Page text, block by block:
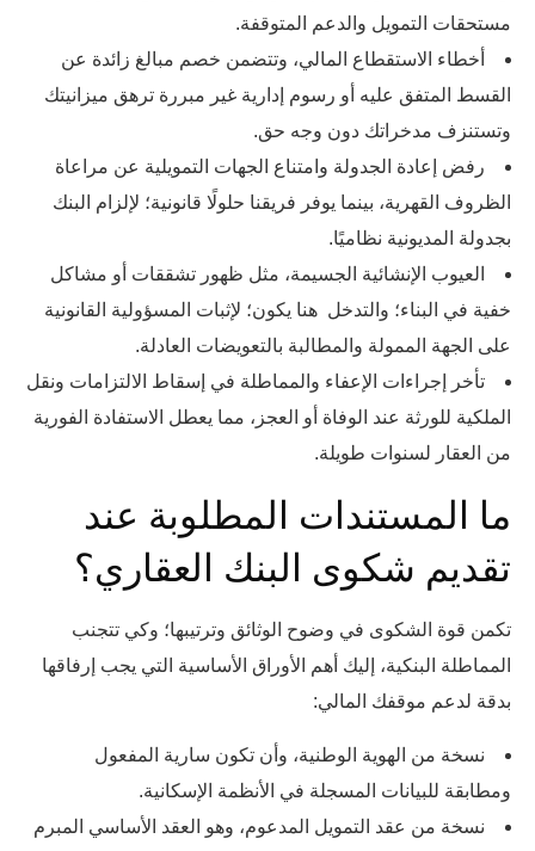
مستحقات التمويل والدعم المتوقفة.
أخطاء الاستقطاع المالي، وتتضمن خصم مبالغ زائدة عن
القسط المتفق عليه أو رسوم إدارية غير مبررة ترهق ميزانيتك
وتستنزف مدخراتك دون وجه حق.
رفض إعادة الجدولة وامتناع الجهات التمويلية عن مراعاة
الظروف القهرية، بينما يوفر فريقنا حلولًا قانونية؛ لإلزام البنك
بجدولة المديونية نظاميًا.
العيوب الإنشائية الجسيمة، مثل ظهور تشققات أو مشاكل
خفية في البناء؛ والتدخل هنا يكون؛ لإثبات المسؤولية القانونية
على الجهة الممولة والمطالبة بالتعويضات العادلة.
تأخر إجراءات الإعفاء والمماطلة في إسقاط الالتزامات ونقل
الملكية للورثة عند الوفاة أو العجز، مما يعطل الاستفادة الفورية
من العقار لسنوات طويلة.
ما المستندات المطلوبة عند
تقديم شكوى البنك العقاري؟
تكمن قوة الشكوى في وضوح الوثائق وترتيبها؛ وكي تتجنب
المماطلة البنكية، إليك أهم الأوراق الأساسية التي يجب إرفاقها
بدقة لدعم موقفك المالي:
نسخة من الهوية الوطنية، وأن تكون سارية المفعول
ومطابقة للبيانات المسجلة في الأنظمة الإسكانية.
نسخة من عقد التمويل المدعوم، وهو العقد الأساسي المبرم